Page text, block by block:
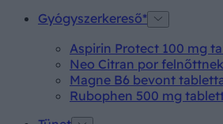
Gyógyszerkereső*
Aspirin Protect 100 mg
Neo Citran por
Magne B6 bevont
Rubophen 500 mg